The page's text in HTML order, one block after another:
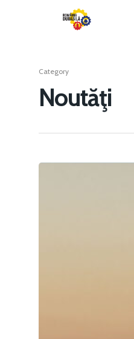
Hit enter to
Category
Noutăţi